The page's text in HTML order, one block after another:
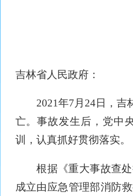
吉林省人民政府：
2021年7月 24日，吉
亡。事故发生后，党中
训，认真抓好贯彻落实。
根据《重大事故查
成立由应急管理部消防